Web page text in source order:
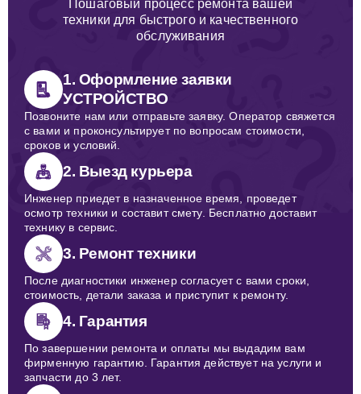
Пошаговый процесс ремонта вашей
техники для быстрого и качественного
обслуживания
1. Оформление заявки
УСТРОЙСТВО
Позвоните нам или отправьте заявку. Оператор свяжется
с вами и проконсультирует по вопросам стоимости,
сроков и условий.
2. Выезд курьера
Инженер приедет в назначенное время, проведет
осмотр техники и составит смету. Бесплатно доставит
технику в сервис.
3. Ремонт техники
После диагностики инженер согласует с вами сроки,
стоимость, детали заказа и приступит к ремонту.
4. Гарантия
По завершении ремонта и оплаты мы выдадим вам
фирменную гарантию. Гарантия действует на услуги и
запчасти до 3 лет.